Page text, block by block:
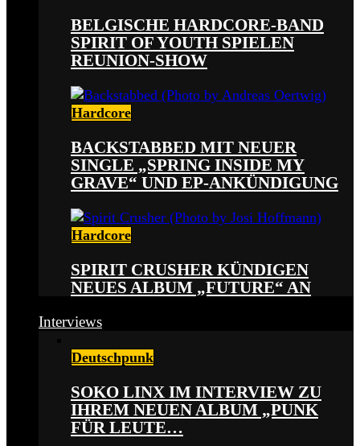
BELGISCHE HARDCORE-BAND
SPIRIT OF YOUTH SPIELEN
REUNION-SHOW
Hardcore
BACKSTABBED MIT NEUER
SINGLE „SPRING INSIDE MY
GRAVE“ UND EP-ANKÜNDIGUNG
Hardcore
SPIRIT CRUSHER KÜNDIGEN
NEUES ALBUM „FUTURE“ AN
Interviews
Deutschpunk
SOKO LINX IM INTERVIEW ZU
IHREM NEUEN ALBUM „PUNK
FÜR LEUTE…